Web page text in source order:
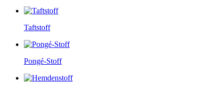
Taftstoff
Pongé-Stoff